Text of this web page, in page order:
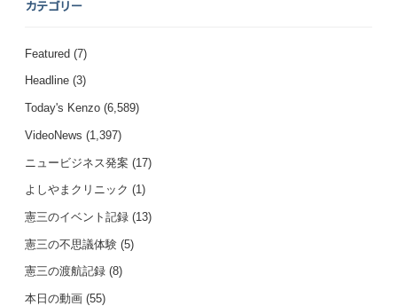
カテゴリー
Featured (7)
Headline (3)
Today's Kenzo (6,589)
VideoNews (1,397)
ニュービジネス発案 (17)
よしやまクリニック (1)
憲三のイベント記録 (13)
憲三の不思議体験 (5)
憲三の渡航記録 (8)
本日の動画 (55)